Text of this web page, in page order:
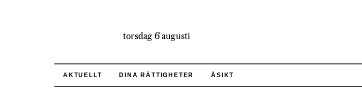
torsdag 6 augusti
AKTUELLT DINA RÄTTIGHETER ÅSIKT